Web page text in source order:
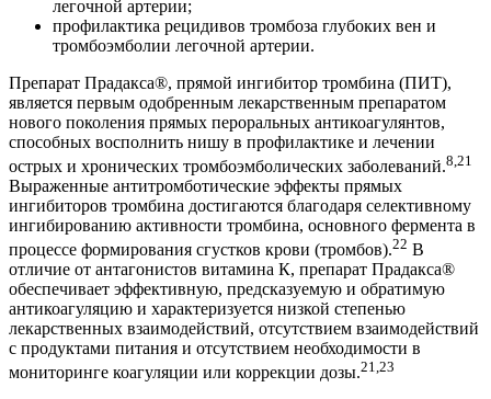
легочной артерии;
профилактика рецидивов тромбоза глубоких вен и
тромбоэмболии легочной артерии.
Препарат Прадакса®, прямой ингибитор тромбина (ПИТ),
является первым одобренным лекарственным препаратом
нового поколения прямых пероральных антикоагулянтов,
способных восполнить нишу в профилактике и лечении
острых и хронических тромбоэмболических заболеваний.8,21
Выраженные антитромботические эффекты прямых
ингибиторов тромбина достигаются благодаря селективному
ингибированию активности тромбина, основного фермента в
процессе формирования сгустков крови (тромбов).22 В
отличие от антагонистов витамина К, препарат Прадакса®
обеспечивает эффективную, предсказуемую и обратимую
антикоагуляцию и характеризуется низкой степенью
лекарственных взаимодействий, отсутствием взаимодействий
с продуктами питания и отсутствием необходимости в
мониторинге коагуляции или коррекции дозы.21,23